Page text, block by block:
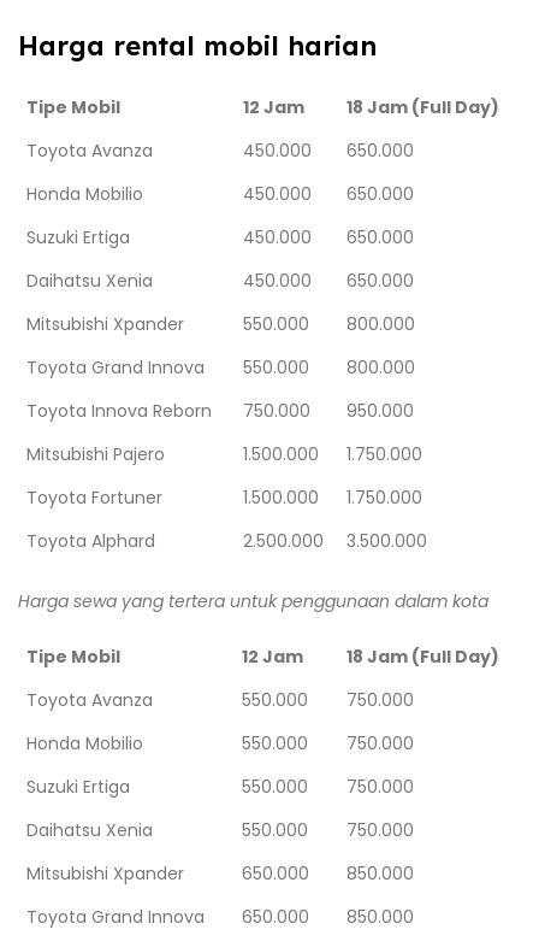
Harga rental mobil harian
Tipe Mobil 12 Jam
18 Jam (Full Day)
Toyota Avanza
450.000
650.000
Honda Mobilio
450.000
650.000
Suzuki Ertiga
450.000
650.000
Daihatsu Xenia
450.000
650.000
Mitsubishi Xpander
550.000
800.000
Toyota Grand Innova
550.000
800.000
Toyota Innova Reborn
750.000
950.000
Mitsubishi Pajero
1.500.000
1.750.000
Toyota Fortuner
1.500.000
1.750.000
Toyota Alphard
2.500.000 3.500.000
Harga sewa yang tertera untuk penggunaan dalam kota
Tipe Mobil 12 Jam
18 Jam (Full Day)
Toyota Avanza
550.000
750.000
Honda Mobilio
550.000
750.000
Suzuki Ertiga
550.000
750.000
Daihatsu Xenia
550.000
750.000
Mitsubishi Xpander
650.000
850.000
Toyota Grand Innova
650.000 850.000